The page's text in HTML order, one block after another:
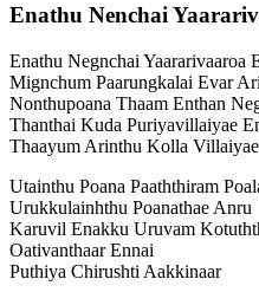
Enathu Nenchai
Enathu Negnchai Yaararivaaroa
Mignchum Paarungkalai Evar
Nonthupoana Thaam Enthan
Thanthai Kuda Puriyavillaiyae
Thaayum Arinthu Kolla Villaiyae
Utainthu Poana Paaththiram
Urukkulainhthu Poanathae Anru
Karuvil Enakku Uruvam
Oativanthaar Ennai
Puthiya Chirushti Aakkinaar